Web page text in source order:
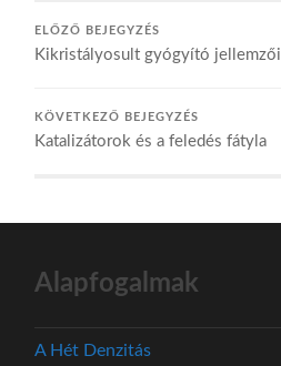
ELŐZŐ BEJEGYZÉS
Kikristályosult gyógyító jellemzői
KÖVETKEZŐ BEJEGYZÉS
Katalizátorok és a feledés fátyla
Alapfogalmak
A Hét Denzitás